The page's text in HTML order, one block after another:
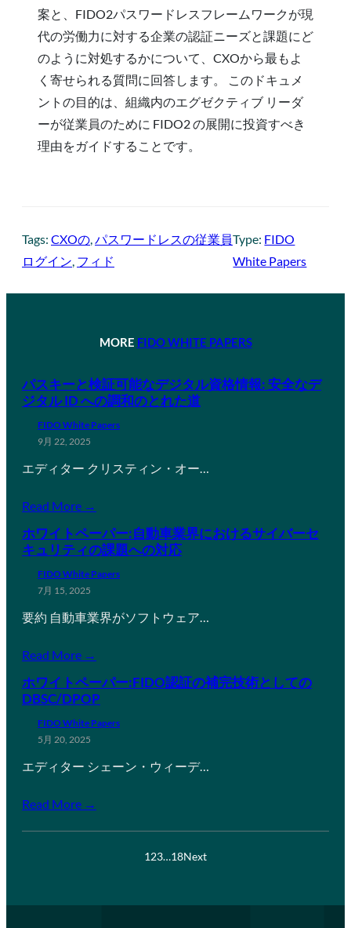
案と、FIDO2パスワードレスフレームワークが現
代の労働力に対する企業の認証ニーズと課題にど
のように対処するかについて、CXOから最もよ
く寄せられる質問に回答します。 このドキュメ
ントの目的は、組織内のエグゼクティブ リーダ
ーが従業員のために FIDO2 の展開に投資すべき
理由をガイドすることです。
Tags: CXOの パスワードレスの従業員
ログイン フィド
Type: FIDO
White Papers
MORE FIDO WHITE PAPERS
パスキーと検証可能なデジタル資格情報: 安全なデ
ジタル ID への調和のとれた道
FIDO White Papers
9月 22, 2025
エディター クリスティン・オー…
Read More →
ホワイトペーパー:自動車業界におけるサイバーセ
キュリティの課題への対応
FIDO White Papers
7月 15, 2025
要約 自動車業界がソフトウェア…
Read More →
ホワイトペーパー:FIDO認証の補完技術としての
DBSC/DPOP
FIDO White Papers
5月 20, 2025
エディター シェーン・ウィーデ…
Read More →
123…18Next